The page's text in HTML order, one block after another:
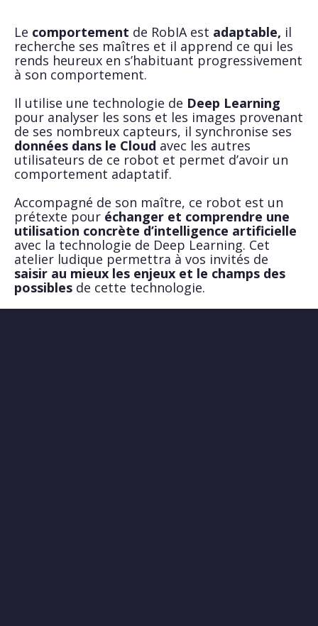
Le comportement de RobIA est adaptable, il
recherche ses maîtres et il apprend ce qui les
rends heureux en s’habituant progressivement
à son comportement.
Il utilise une technologie de Deep Learning
pour analyser les sons et les images provenant
de ses nombreux capteurs, il synchronise ses
données dans le Cloud avec les autres
utilisateurs de ce robot et permet d’avoir un
comportement adaptatif.
Accompagné de son maître, ce robot est un
prétexte pour échanger et comprendre une
utilisation concrète d’intelligence artificielle
avec la technologie de Deep Learning. Cet
atelier ludique permettra à vos invités de
saisir au mieux les enjeux et le champs des
possibles de cette technologie.